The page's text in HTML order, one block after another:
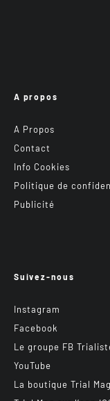
A propos
A Propos
Contact
Info Cookies
Politique de
Publicité
Suivez-nous
Instagram
Facebook
Le groupe FB
YouTube
La boutique Trial Mag